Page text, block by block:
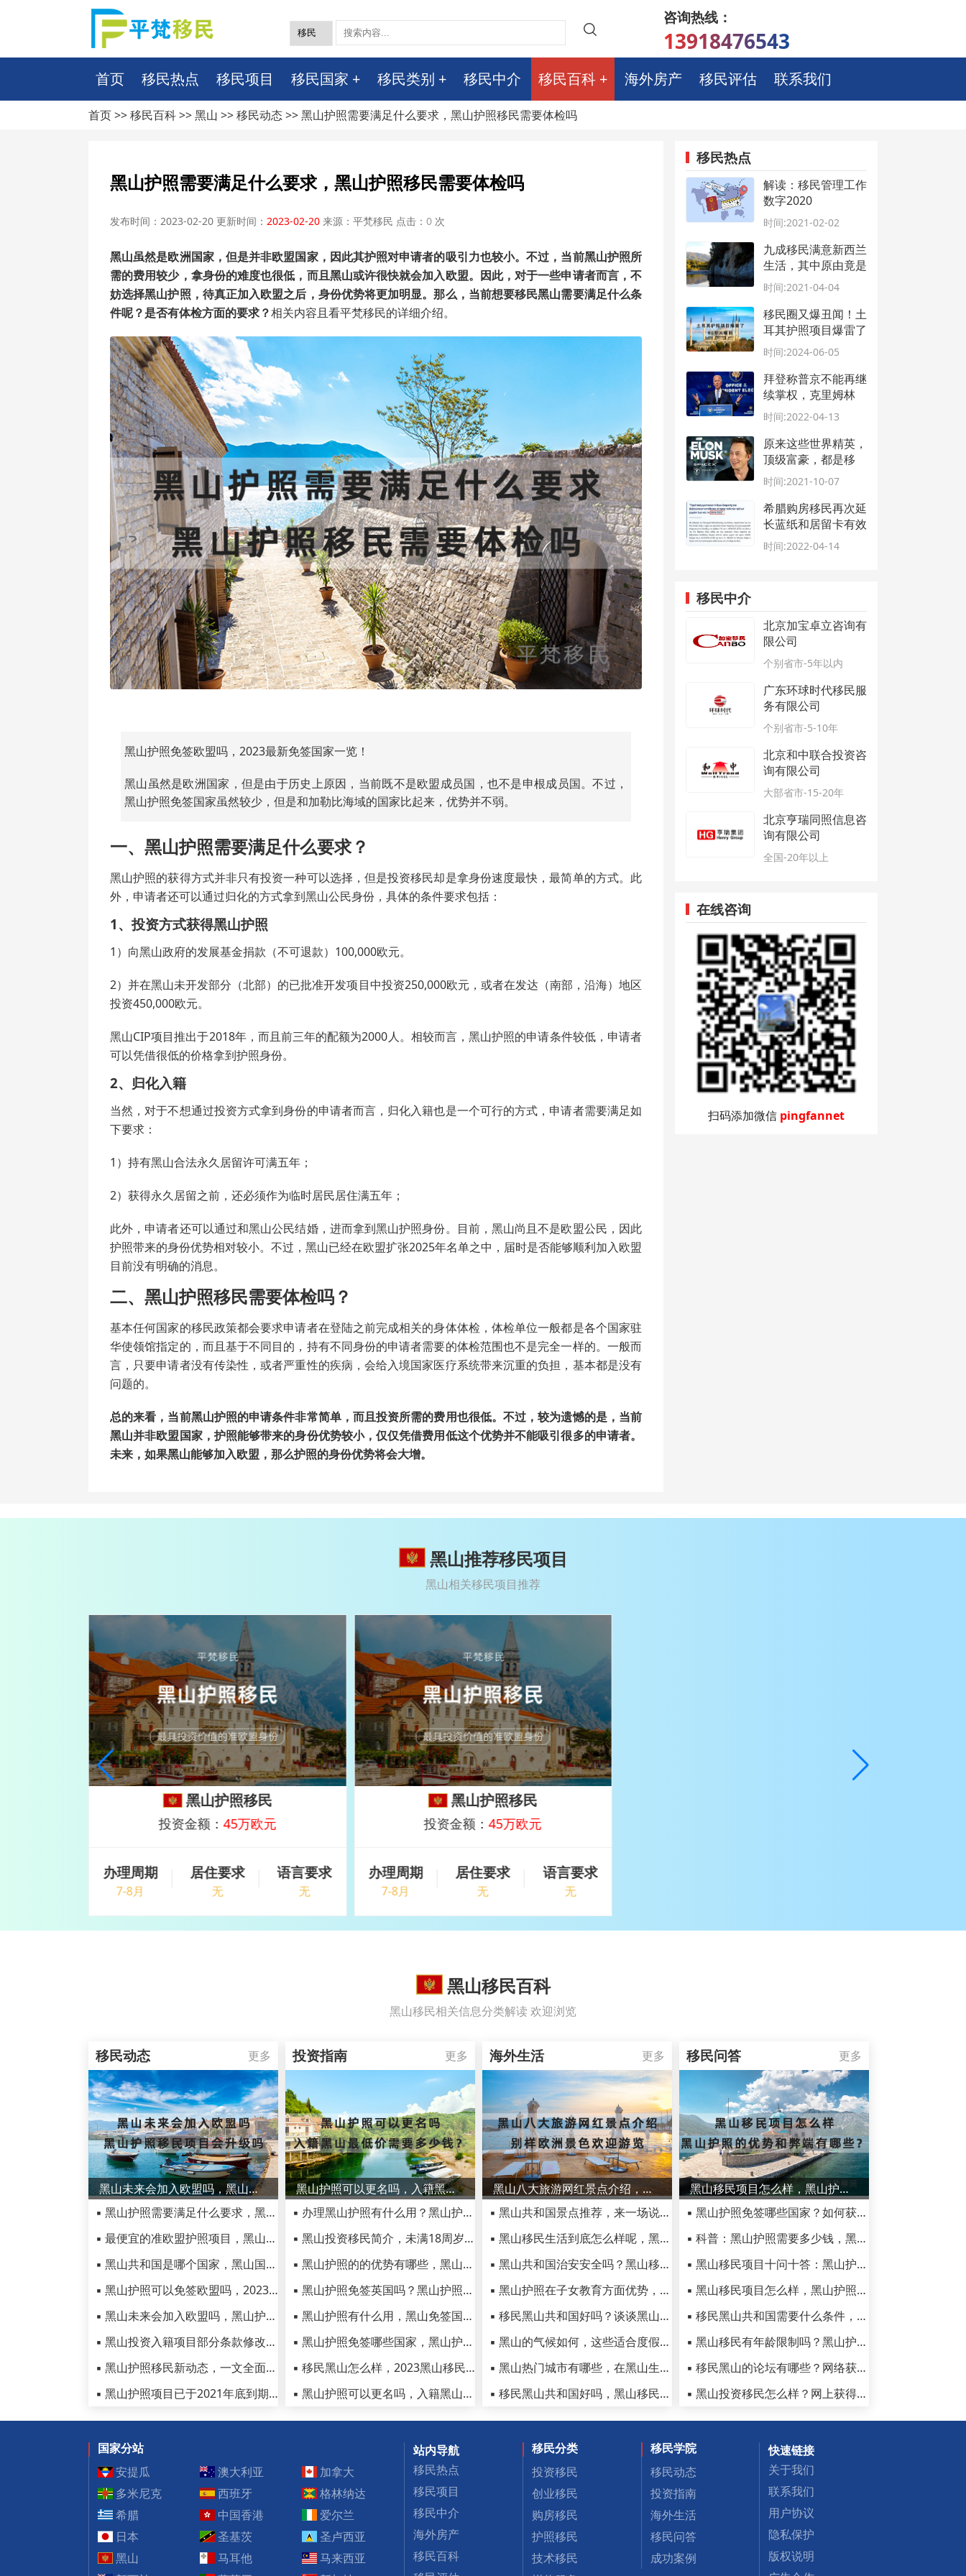
咨询热线：
13918476543
首页 移民热点 移民项目 移民国家 移民类别 移民中介 移民百科 海外房产 移民评估 联系我们
首页 >>移民百科>>黑山 >>移民动态>> 黑山护照需要满足什么要求，黑山护照移民需要体检吗
黑山护照需要满足什么要求，黑山护照移民需要体检吗
发布时间：2023-02-20 更新时间： 2023-02-20 来源：平梵移民 点击： 0 次
黑山虽然是欧洲国家，但是并非欧盟国家，因此其护照对申请者的吸引力也较小。不过，当前黑山护照所
需的费用较少，拿身份的难度也很低，而且黑山或许很快就会加入欧盟。因此，对于一些申请者而言，不
妨选择黑山护照，待真正加入欧盟之后，身份优势将更加明显。那么，当前想要移民黑山需要满足什么条
件呢？是否有体检方面的要求？相关内容且看平梵移民的详细介绍。
黑山护照免签欧盟吗，2023最新免签国家一览！
黑山虽然是欧洲国家，但是由于历史上原因，当前既不是欧盟成员国，也不是申根成员国。不过，
黑山护照免签国家虽然较少，但是和加勒比海域的国家比起来，优势并不弱。
一、黑山护照需要满足什么要求？
黑山护照的获得方式并非只有投资一种可以选择，但是投资移民却是拿身份速度最快，最简单的方式。此
外，申请者还可以通过归化的方式拿到黑山公民身份，具体的条件要求包括：
1、投资方式获得黑山护照
1）向黑山政府的发展基金捐款（不可退款）100,000欧元。
2）并在黑山未开发部分（北部）的已批准开发项目中投资250,000欧元，或者在发达（南部，沿海）地区
投资450,000欧元。
黑山CIP项目推出于2018年，而且前三年的配额为2000人。相较而言，黑山护照的申请条件较低，申请者
可以凭借很低的价格拿到护照身份。
2、归化入籍
当然，对于不想通过投资方式拿到身份的申请者而言，归化入籍也是一个可行的方式，申请者需要满足如
下要求：
1）持有黑山合法永久居留许可满五年；
2）获得永久居留之前，还必须作为临时居民居住满五年；
此外，申请者还可以通过和黑山公民结婚，进而拿到黑山护照身份。目前，黑山尚且不是欧盟公民，因此
护照带来的身份优势相对较小。不过，黑山已经在欧盟扩张2025年名单之中，届时是否能够顺利加入欧盟
目前没有明确的消息。
二、黑山护照移民需要体检吗？
基本任何国家的移民政策都会要求申请者在登陆之前完成相关的身体体检，体检单位一般都是各个国家驻
华使领馆指定的，而且基于不同目的，持有不同身份的申请者需要的体检范围也不是完全一样的。一般而
言，只要申请者没有传染性，或者严重性的疾病，会给入境国家医疗系统带来沉重的负担，基本都是没有
问题的。
总的来看，当前黑山护照的申请条件非常简单，而且投资所需的费用也很低。不过，较为遗憾的是，当前
黑山并非欧盟国家，护照能够带来的身份优势较小，仅仅凭借费用低这个优势并不能吸引很多的申请者。
未来，如果黑山能够加入欧盟，那么护照的身份优势将会大增。
移民热点
解读：移民管理工作
数字2020
时间:2021-02-02
九成移民满意新西兰
生活，其中原由竟是
这些！
时间:2021-04-04
移民圈又爆丑闻！土
耳其护照项目爆雷了
60多人被抓
时间:2024-06-05
拜登称普京不能再继
续掌权，克里姆林
宫：这不是由拜登决
定的
时间:2022-04-13
原来这些世界精英，
顶级富豪，都是移
民！
时间:2021-10-07
希腊购房移民再次延
长蓝纸和居留卡有效
期
时间:2022-04-14
移民中介
北京加宝卓立咨询有
限公司
个别省市-5年以内
广东环球时代移民服
务有限公司
个别省市-5-10年
北京和中联合投资咨
询有限公司
大部省市-15-20年
北京亨瑞同照信息咨
询有限公司
全国-20年以上
在线咨询
扫码添加微信 pingfannet
黑山推荐移民项目
黑山相关移民项目推荐
黑山护照移民
投资金额：45万欧元
办理周期
7-8月
居住要求
无
语言要求
无
黑山护照移民
投资金额：45万欧元
办理周期
7-8月
居住要求
无
语言要求
无
黑山移民百科
黑山移民相关信息分类解读 欢迎浏览
移民动态 更多
黑山未来会加入欧盟吗，黑山护照移民项目会升级吗
▪ 黑山护照需要满足什么要求，黑山护照移民需要体检吗
▪ 最便宜的准欧盟护照项目，黑山投资移民低调来袭！
▪ 黑山共和国是哪个国家，黑山国家简介了解一下
▪ 黑山护照可以免签欧盟吗，2023最新黑山护照免签国家一览！
▪ 黑山未来会加入欧盟吗，黑山护照移民项目会升级吗
▪ 黑山投资入籍项目部分条款修改，入籍黑山请留意最新政策
▪ 黑山护照移民新动态，一文全面了解黑山移民生活
▪ 黑山护照项目已于2021年底到期，被高技术人才移民替代！
投资指南 更多
黑山护照可以更名吗，入籍黑山最低价需要多少钱？
▪ 办理黑山护照有什么用？黑山护照适合什么人？
▪ 黑山投资移民简介，未满18周岁子女可一同入籍！
▪ 黑山护照的的优势有哪些，黑山护照弊端和劣势有哪些
▪ 黑山护照免签英国吗？黑山护照有哪些优势和条件要求
▪ 黑山护照有什么用，黑山免签国家有哪些（按字母排序）
▪ 黑山护照免签哪些国家，黑山护照免签国家最新一览表
▪ 移民黑山怎么样，2023黑山移民优势汇总
▪ 黑山护照可以更名吗，入籍黑山最低价需要多少钱？
海外生活 更多
黑山八大旅游网红景点介绍，别样欧洲景色欢迎游览
▪ 黑山共和国景点推荐，来一场说走就走的旅行吧～
▪ 黑山移民生活到底怎么样呢，黑山护照弊端有哪些？
▪ 黑山共和国治安安全吗？黑山移民生活安全度分析
▪ 黑山护照在子女教育方面优势，移民后如何衔接国内的教育
▪ 移民黑山共和国好吗？谈谈黑山移民后的生活感受！
▪ 黑山的气候如何，这些适合度假的景点建议收藏
▪ 黑山热门城市有哪些，在黑山生活的利与弊
▪ 移民黑山共和国好吗，黑山移民后真实生活感受如何？
移民问答 更多
黑山移民项目怎么样，黑山护照的优势和弊端有哪些？
▪ 黑山护照免签哪些国家？如何获得黑山护照
▪ 科普：黑山护照需要多少钱，黑山护照有什么用
▪ 黑山移民项目十问十答：黑山护照真的很坑吗
▪ 黑山移民项目怎么样，黑山护照的优势和弊端有哪些？
▪ 移民黑山共和国需要什么条件，黑山护照有什么用处
▪ 黑山移民有年龄限制吗？黑山护照移民可以带父母吗？
▪ 移民黑山的论坛有哪些？网络获取的资料和信息靠谱吗？
▪ 黑山投资移民怎么样？网上获得的黑山护照办理信息靠谱吗？
国家分站
安提瓜
澳大利亚
加拿大
多米尼克
西班牙
格林纳达
希腊
中国香港
爱尔兰
日本
圣基茨
圣卢西亚
黑山
马耳他
马来西亚
站内导航
移民热点
移民项目
移民中介
海外房产
移民百科
移民分类
投资移民
创业移民
购房移民
护照移民
技术移民
移民学院
移民动态
投资指南
海外生活
移民问答
成功案例
快速链接
关于我们
联系我们
用户协议
隐私保护
版权说明